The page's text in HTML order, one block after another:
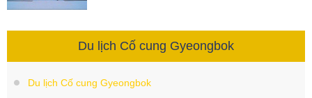
Du lịch Cố cung Gyeongbok
Du lịch Cố cung Gyeongbok